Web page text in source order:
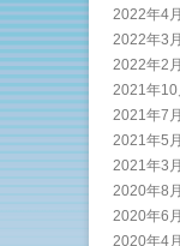
2022年4月
2022年3月
2022年2月
2021年10
2021年7月
2021年5月
2021年3月
2020年8月
2020年6月
2020年4月